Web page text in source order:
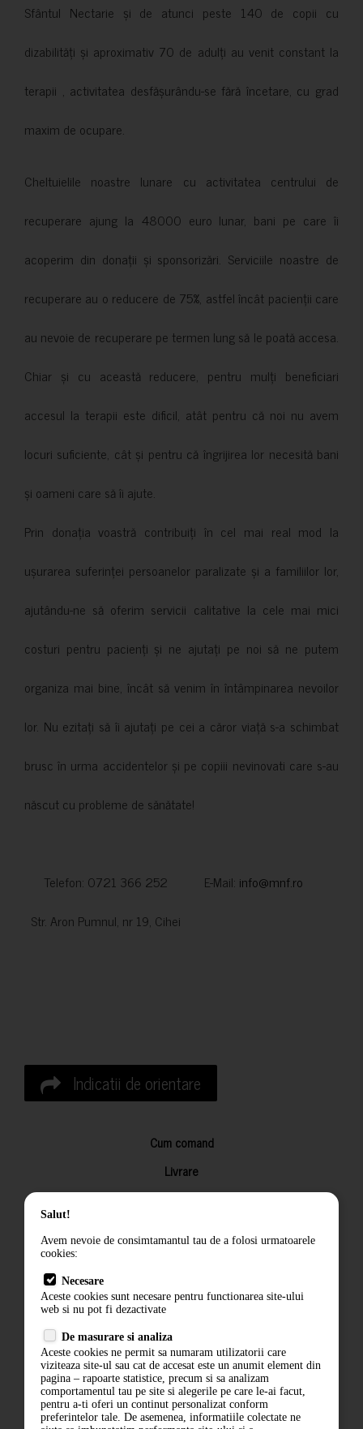
Sfântul Nectarie și de atunci peste 140 de copii cu
dizabilități și aproximativ 70 de adulți au venit constant la
terapii , activitatea desfășurându-se fără încetare, cu grad
maxim de ocupare.
Cheltuielile noastre lunare cu activitatea centrului de
recuperare ajung la 48000 euro lunar, bani pe care îi
acoperim din donații și sponsorizări. Serviciile noastre de
recuperare au o reducere de 75%, astfel încât pacienții care
au nevoie de recuperare pe termen lung să le poată accesa.
Chiar și cu această reducere, pentru mulți beneficiari
accesul la terapii este dificil, atât pentru că noi nu avem
locuri suficiente, cât și pentru că îngrijirea lor necesită bani
și oameni care să îi ajute.
Prin donația voastră contribuiți în cel mai real mod la
ușurarea suferinței persoanelor paralizate și a familiilor lor,
ajutându-ne să oferim servicii calitative la cele mai mici
costuri pentru pacienți și ne ajutați pe noi să ne putem
organiza mai bine, încât să venim în întâmpinarea nevoilor
lor. Nu ezitați să îi ajutați pe cei a căror viață s-a schimbat
brusc în urma accidentelor și pe copiii nevinovati care s-au
născut cu probleme de sănătate!
Telefon: 0721 366 252 E-Mail: info@mnf.ro
Str. Aron Pumnul, nr 19, Cihei
Indicatii de orientare
Cum comand
Livrare
Returnarea produselor
Termeni si conditii
Politica de confidentialitate
ANPC
Salut!
Avem nevoie de consimtamantul tau de a folosi urmatoarele
cookies:
Necesare
Aceste cookies sunt necesare pentru functionarea site-ului
web si nu pot fi dezactivate
De masurare si analiza
Aceste cookies ne permit sa numaram utilizatorii care
viziteaza site-ul sau cat de accesat este un anumit element din
pagina – rapoarte statistice, precum si sa analizam
comportamentul tau pe site si alegerile pe care le-ai facut,
pentru a-ti oferi un continut personalizat conform
preferintelor tale. De asemenea, informatiile colectate ne